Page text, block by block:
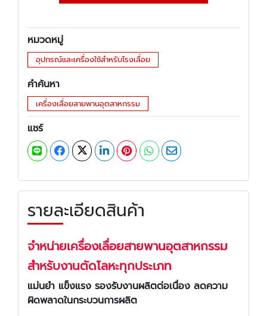
หมวดหมู่
อุปกรณ์และเครื่องใช้สำหรับโรงเลื่อย
คำค้นหา
เครื่องเลื่อยสายพานอุตสาหกรรม
แชร์
รายละเอียดสินค้า
จำหน่ายเครื่องเลื่อยสายพานอุตสาหกรรม
สำหรับงานตัดโลหะทุกประเภท
แม่นยำ แข็งแรง รองรับงานผลิตต่อเนื่อง ลดความ
ผิดพลาดในกระบวนการผลิต